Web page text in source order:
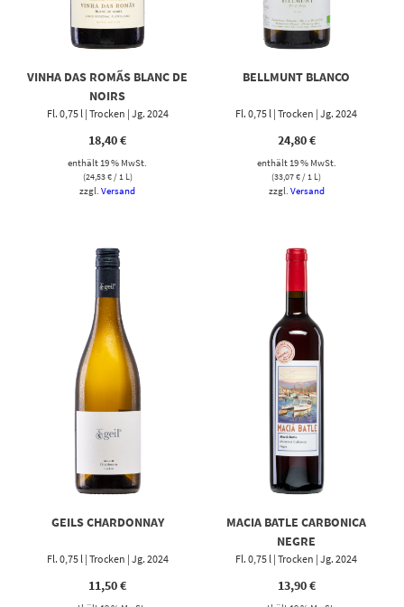
VINHA DAS ROMÃS BLANC DE
NOIRS
Fl. 0,75 l | Trocken | Jg. 2024
18,40€
enthält 19 % MwSt.
(24,53€/ 1 L)
zzgl.Versand
BELLMUNT BLANCO
Fl. 0,75 l | Trocken | Jg. 2024
24,80€
enthält 19 % MwSt.
(33,07€/ 1 L)
zzgl. Versand
GEILS CHARDONNAY
Fl. 0,75 l | Trocken | Jg. 2024
11,50€
MACIA BATLE CARBONICA
NEGRE
Fl. 0,75 l | Trocken | Jg. 2024
13,90€